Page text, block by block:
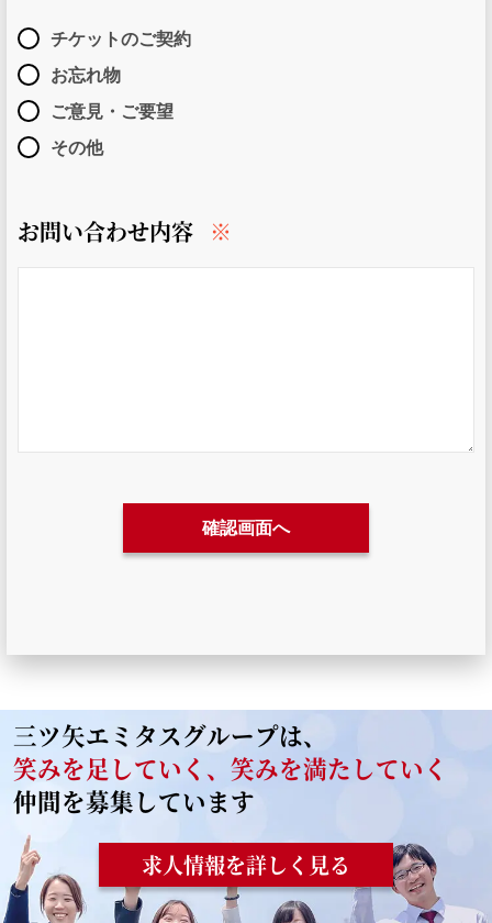
チケットのご契約
お忘れ物
ご意見・ご要望
その他
お問い合わせ内容 ※
三ツ矢エミタスグループは、
笑みを足していく、笑みを満たしていく
仲間を募集しています
求人情報を詳しく見る